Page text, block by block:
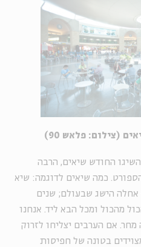
(צילום: פלאש 90)
החודש שיאים, הרבה
כמה שיאים לדוגמה: שיא
אחלה הישג שבעולם; שנים
מהכול ומכל הבא ליד. אנחנו
אם הערבים יצליחו לזרוק
בטונה של חפיסות